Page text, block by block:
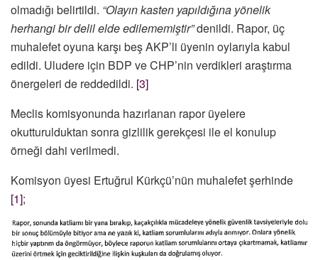
olmadığı belirtildi. “Olayın kasten yapıldığına yönelik
herhangi bir delil elde edilememiştir”denildi. Rapor, üç
muhalefet oyuna karşı beş AKP’li üyenin oylarıyla kabul
edildi. Uludere için BDP ve CHP’nin verdikleri araştırma
önergeleri de reddedildi. [3]
Meclis komisyonunda hazırlanan rapor üyelere
okutturulduktan sonra gizlilik gerekçesi ile el konulup
örneği dahi verilmedi.
Komisyon üyesi Ertuğrul Kürkçü’nün muhalefet şerhinde
[1];